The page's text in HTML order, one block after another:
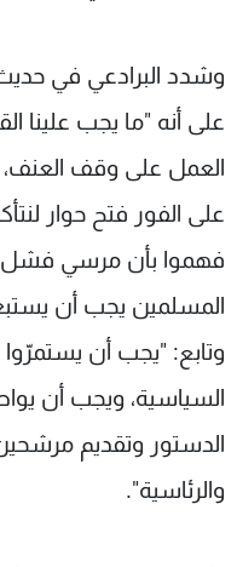
وشدد البرادعي في
على أنه "ما يجب علينا
العمل على وقف العنف،
على الفور فتح حوار
فهموا بأن مرسي فشل.
المسلمين يجب أن
وتابع: "يجب أن يستمرّوا
السياسية، ويجب أن
الدستور وتقديم مرشحين
والرئاسية".